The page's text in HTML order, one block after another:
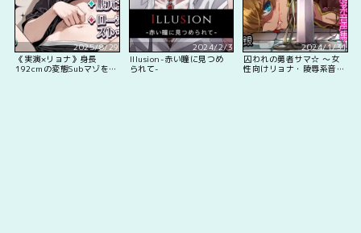
2025/8/29
《実演×リョナ》身長
192cmの変態Subマゾを
2024/2/3
Illusion-赤い瞳に見つめ
られて-
2024/1/31
囚われの勇者サマ☆ ～女
性向けリョナ・陵辱系音声